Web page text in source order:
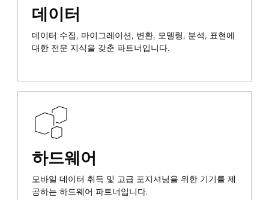
데이터
데이터 수집, 마이그레이션, 변환, 모델링, 분석, 표현에
대한 전문 지식을 갖춘 파트너입니다.
하드웨어
모바일 데이터 취득 및 고급 포지셔닝을 위한 기기를 제
공하는 하드웨어 파트너입니다.